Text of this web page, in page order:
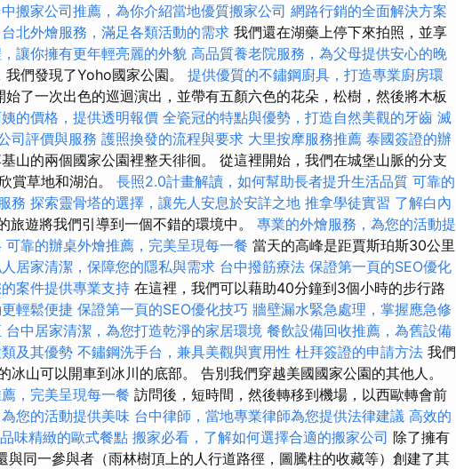
搬家公司推薦，為你介紹當地優質搬家公司 網路行銷的全面解決方案
台北外燴服務，滿足各類活動的需求 我們還在湖藥上停下來拍照，並享
讓你擁有更年輕亮麗的外貌 高品質養老院服務，為父母提供安心的晚
我們發現了Yoho國家公園。 提供優質的不鏽鋼廚具，打造專業廚房環
始了一次出色的巡迴演出，並帶有五顏六色的花朵，松樹，然後將木板
的價格，提供透明報價 全瓷冠的特點與優勢，打造自然美觀的牙齒 滅
司評價與服務 護照換發的流程與要求 大里按摩服務推薦 泰國簽證的辦
山的兩個國家公園裡整天徘徊。 從這裡開始，我們在城堡山脈的分支
賞草地和湖泊。 長照2.0計畫解讀，如何幫助長者提升生活品質 可靠的
務 探索靈骨塔的選擇，讓先人安息於安詳之地 推拿學徒實習 了解白內
旅遊將我們引導到一個不錯的環境中。 專業的外燴服務，為您的活動提
可靠的辦桌外燴推薦，完美呈現每一餐 當天的高峰是距賈斯珀斯30公里
居家清潔，保障您的隱私與需求 台中撥筋療法 保證第一頁的SEO優化
案件提供專業支持 在這裡，我們可以藉助40分鐘到3個小時的步行路
輕鬆便捷 保證第一頁的SEO優化技巧 牆壁漏水緊急處理，掌握應急修
台中居家清潔，為您打造乾淨的家居環境 餐飲設備回收推薦，為舊設備
及其優勢 不鏽鋼洗手台，兼具美觀與實用性 杜拜簽證的申請方法 我們
冰山可以開車到冰川的底部。 告別我們穿越美國國家公園的其他人。
，完美呈現每一餐 訪問後，短時間，然後轉移到機場，以西歐轉會前
您的活動提供美味 台中律師，當地專業律師為您提供法律建議 高效的
味精緻的歐式餐點 搬家必看，了解如何選擇合適的搬家公司 除了擁有
與同一參與者（雨林樹頂上的人行道路徑，圖騰柱的收藏等）創建了其